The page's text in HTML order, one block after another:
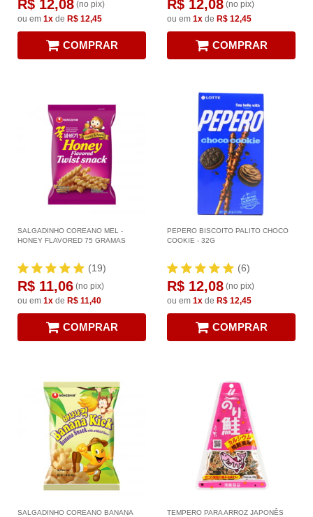
R$ 12,08 (no pix)
ou em 1x de R$ 12,45
COMPRAR
R$ 12,08 (no pix)
ou em 1x de R$ 12,45
COMPRAR
SALGADINHO COREANO MEL -
HONEY FLAVORED 75 GRAMAS
(19)
R$ 11,06 (no pix)
ou em 1x de R$ 11,40
COMPRAR
PEPERO BISCOITO PALITO CHOCO
COOKIE - 32G
(6)
R$ 12,08 (no pix)
ou em 1x de R$ 12,45
COMPRAR
SALGADINHO COREANO BANANA
TEMPERO PARA ARROZ JAPONÊS